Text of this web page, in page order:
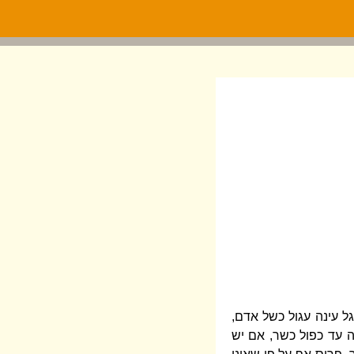
עינה עגול כשל אדם,
עד כפול כשר, אם יש